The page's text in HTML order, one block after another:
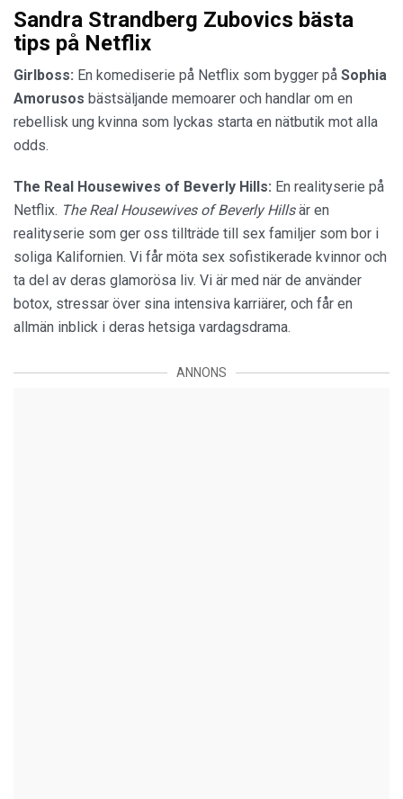
Sandra Strandberg Zubovics bästa
tips på Netflix
Girlboss: En komediserie på Netflix som bygger på Sophia
Amorusos bästsäljande memoarer och handlar om en
rebellisk ung kvinna som lyckas starta en nätbutik mot alla
odds.
The Real Housewives of Beverly Hills: En realityserie på
Netflix. The Real Housewives of Beverly Hillsär en
realityserie som ger oss tillträde till sex familjer som bor i
soliga Kalifornien. Vi får möta sex sofistikerade kvinnor och
ta del av deras glamorösa liv. Vi är med när de använder
botox, stressar över sina intensiva karriärer, och får en
allmän inblick i deras hetsiga vardagsdrama.
ANNONS